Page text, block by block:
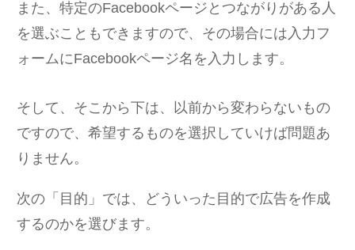
また、特定のFacebookページとつながりがある人
を選ぶこともできますので、その場合には入力フ
ォームにFacebookページ名を入力します。
そして、そこから下は、以前から変わらないもの
ですので、希望するものを選択していけば問題あ
りません。
次の「目的」では、どういった目的で広告を作成
するのかを選びます。